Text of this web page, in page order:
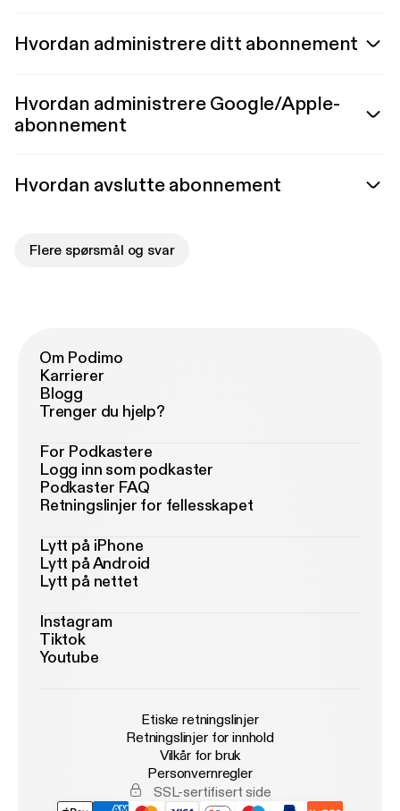
Hvordan administrere ditt abonnement
Hvordan administrere Google/Apple-
abonnement
Hvordan avslutte abonnement
Flere spørsmål og svar
Om Podimo
Karrierer
Blogg
Trenger du hjelp?
For Podkastere
Logg inn som podkaster
Podkaster FAQ
Retningslinjer for fellesskapet
Lytt på iPhone
Lytt på Android
Lytt på nettet
Instagram
Tiktok
Youtube
Etiske retningslinjer
Retningslinjer for innhold
Vilkår for bruk
Personvernregler
SSL-sertifisert side